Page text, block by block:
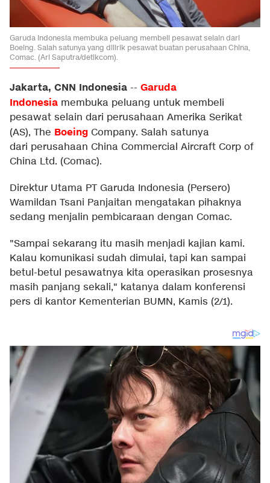
Garuda Indonesia membuka peluang membeli pesawat selain dari
Boeing. Salah satunya yang dilirik pesawat buatan perusahaan China,
Comac. (Ari Saputra/detikcom).
Jakarta, CNN Indonesia -- Garuda
Indonesia membuka peluang untuk membeli
pesawat selain dari perusahaan Amerika Serikat
(AS), The Boeing Company. Salah satunya
dari perusahaan China Commercial Aircraft Corp of
China Ltd. (Comac).
Direktur Utama PT Garuda Indonesia (Persero)
Wamildan Tsani Panjaitan mengatakan pihaknya
sedang menjalin pembicaraan dengan Comac.
"Sampai sekarang itu masih menjadi kajian kami.
Kalau komunikasi sudah dimulai, tapi kan sampai
betul-betul pesawatnya kita operasikan prosesnya
masih panjang sekali," katanya dalam konferensi
pers di kantor Kementerian BUMN, Kamis (2/1).